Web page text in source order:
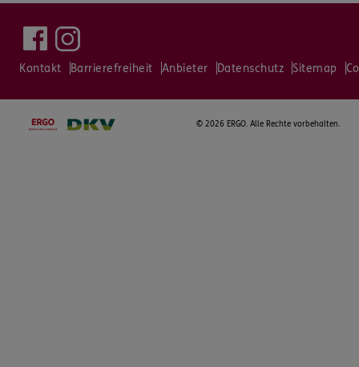
Kontakt Barrierefreiheit Anbieter Datenschutz Sitemap
© 2026 ERGO. Alle Rechte vorbehalten.